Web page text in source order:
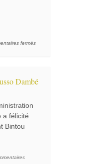
ferméssur Des nouvelles du
Dambé
a félicité
Bintou